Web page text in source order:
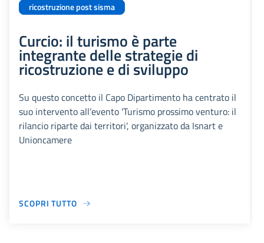
ricostruzione post sisma
Curcio: il turismo è parte
integrante delle strategie di
ricostruzione e di sviluppo
Su questo concetto il Capo Dipartimento ha centrato il
suo intervento all’evento 'Turismo prossimo venturo: il
rilancio riparte dai territori', organizzato da Isnart e
Unioncamere
SCOPRI TUTTO